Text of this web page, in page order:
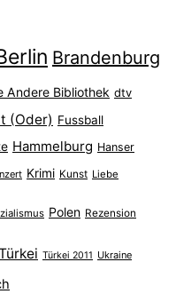
Brandenburg
Andere Bibliothek dtv
(Oder) Fussball
Hammelburg Hanser
Krimi Kunst Liebe
Polen Rezension
Türkei 2011 Ukraine